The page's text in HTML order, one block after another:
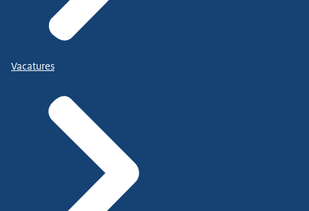
Vacatures